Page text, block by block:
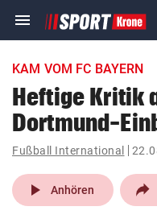
menu Navigation
ein-/ausklappen
account_circle Anmelden
pin_drop
Wien
KAM VOM FC BAYERN
Heftige Kritik
Dortmund-
Fußball International
play_arrow Anhören